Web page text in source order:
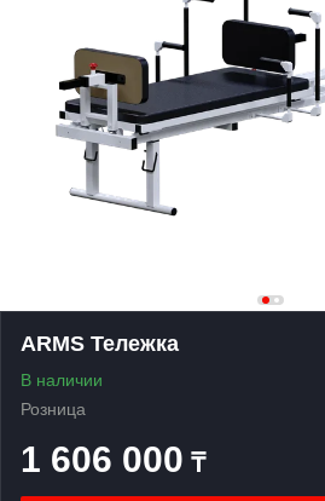
ARMS Тележка
В наличии
Розница
1 606 000 ₸